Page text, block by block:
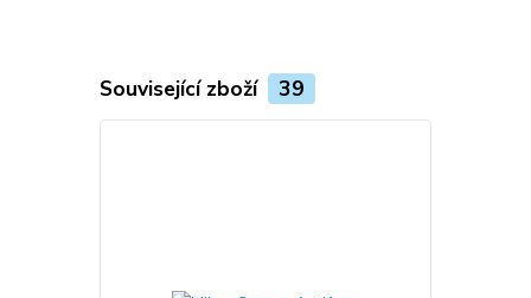
Související zboží 39